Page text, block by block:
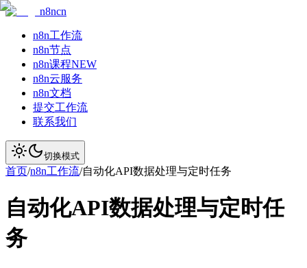
n8ncn
n8n工作流
n8n节点
n8n课程NEW
n8n云服务
n8n文档
提交工作流
联系我们
切换模式
首页/n8n工作流/自动化API数据处理与定时任务
自动化API数据处理与定时任
务